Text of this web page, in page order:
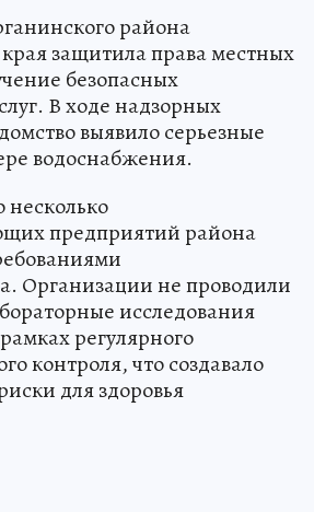
района
защитила права местных
безопасных
В ходе надзорных
выявило серьезные
водоснабжения.
несколько
предприятий района
Организации не проводили
исследования
регулярного
контроля, что создавало
для здоровья